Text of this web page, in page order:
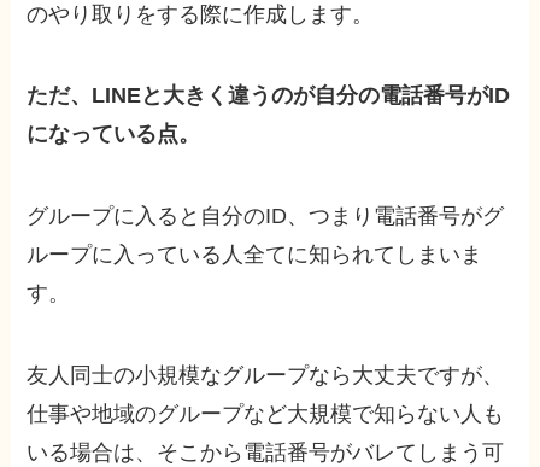
のやり取りをする際に作成します。
ただ、LINEと大きく違うのが自分の電話番号がID
になっている点。
グループに入ると自分のID、つまり電話番号がグ
ループに入っている人全てに知られてしまいま
す。
友人同士の小規模なグループなら大丈夫ですが、
仕事や地域のグループなど大規模で知らない人も
いる場合は、そこから電話番号がバレてしまう可